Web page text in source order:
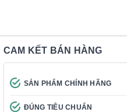
CAM KẾT BÁN HÀNG
SẢN PHẨM CHÍNH HÃNG
ĐÚNG TIÊU CHUẨN